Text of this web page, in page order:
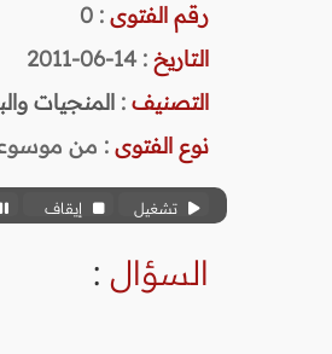
رقم الفتوى :
0
التاريخ : 14-06-2011
التصنيف : المنجيات
نوع الفتوى : من
تشغيل إيقاف
السؤال :